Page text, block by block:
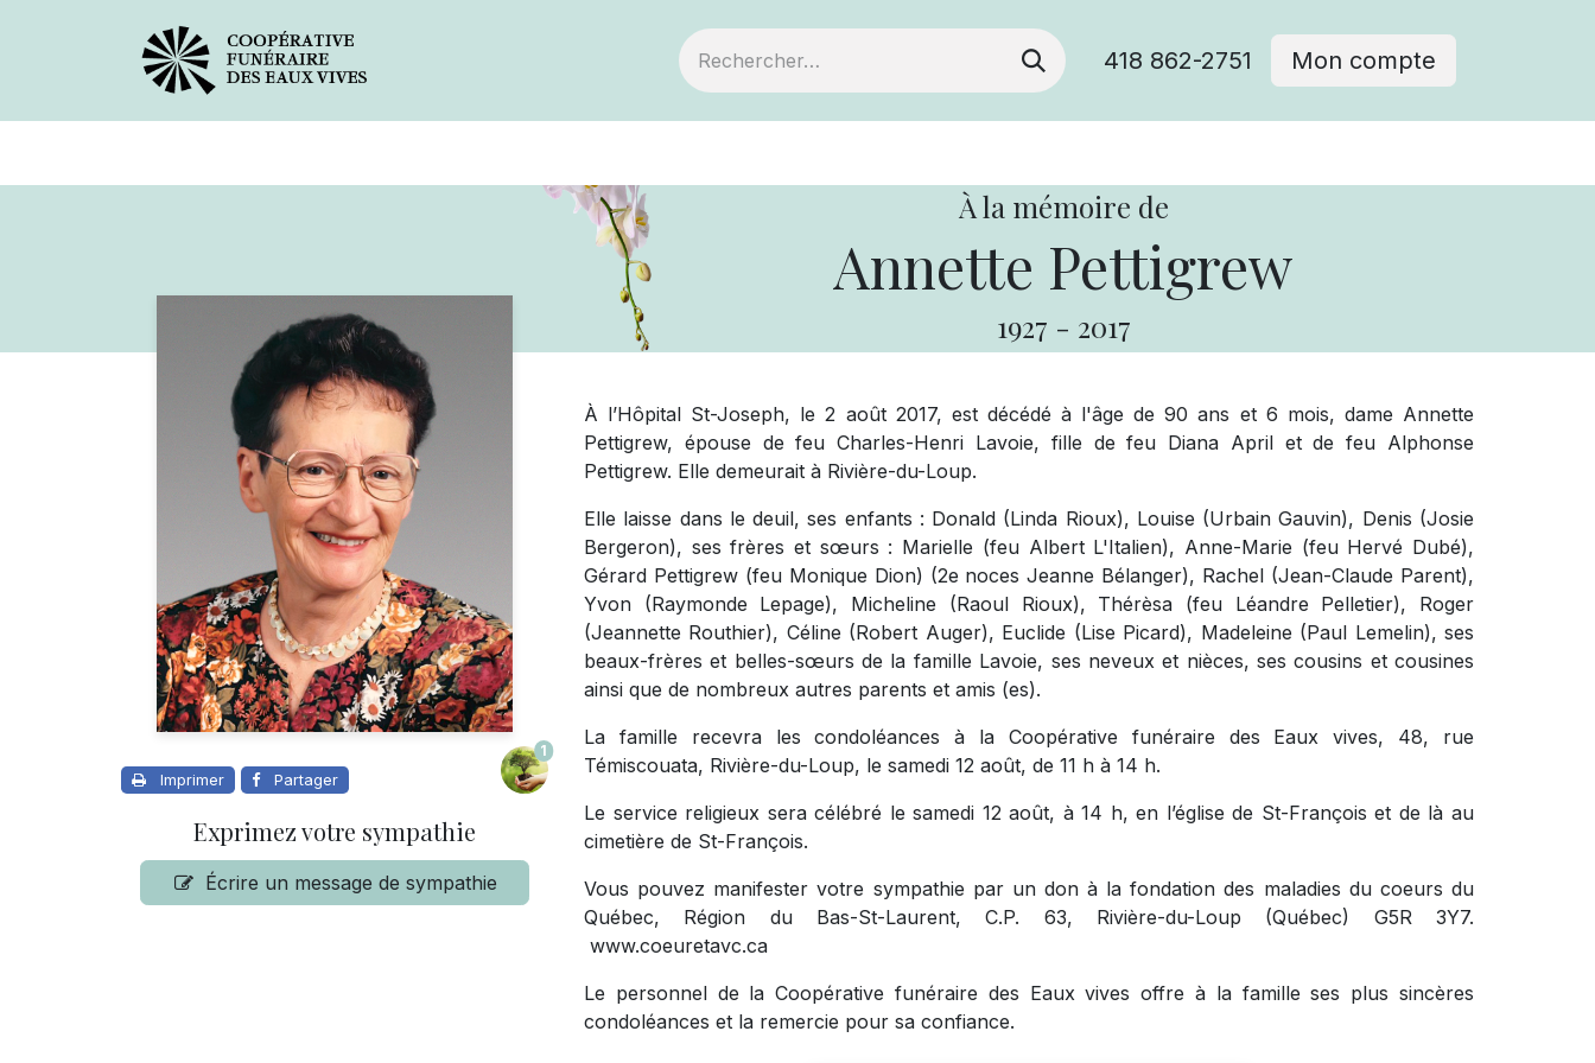
418 862-2751 Mon compte
À la mémoire de
Annette Pettigrew
1927 - 2017
Imprimer Partager
1
Exprimez votre sympathie
Écrire un message de sympathie
À l’Hôpital St-Joseph, le 2 août 2017, est décédé à l'âge de 90 ans et 6 mois, dame Annette
Pettigrew, épouse de feu Charles-Henri Lavoie, fille de feu Diana April et de feu Alphonse
Pettigrew. Elle demeurait à Rivière-du-Loup.
Elle laisse dans le deuil, ses enfants : Donald (Linda Rioux), Louise (Urbain Gauvin), Denis (Josie
Bergeron), ses frères et sœurs : Marielle (feu Albert L'Italien), Anne-Marie (feu Hervé Dubé),
Gérard Pettigrew (feu Monique Dion) (2e noces Jeanne Bélanger), Rachel (Jean-Claude Parent),
Yvon (Raymonde Lepage), Micheline (Raoul Rioux), Thérèsa (feu Léandre Pelletier), Roger
(Jeannette Routhier), Céline (Robert Auger), Euclide (Lise Picard), Madeleine (Paul Lemelin), ses
beaux-frères et belles-sœurs de la famille Lavoie, ses neveux et nièces, ses cousins et cousines
ainsi que de nombreux autres parents et amis (es).
La famille recevra les condoléances à la Coopérative funéraire des Eaux vives, 48, rue
Témiscouata, Rivière-du-Loup, le samedi 12 août, de 11 h à 14 h.
Le service religieux sera célébré le samedi 12 août, à 14 h, en l’église de St-François et de là au
cimetière de St-François.
Vous pouvez manifester votre sympathie par un don à la fondation des maladies du coeurs du
Québec, Région du Bas-St-Laurent, C.P. 63, Rivière-du-Loup (Québec) G5R 3Y7.
www.coeuretavc.ca
Le personnel de la Coopérative funéraire des Eaux vives offre à la famille ses plus sincères
condoléances et la remercie pour sa confiance.